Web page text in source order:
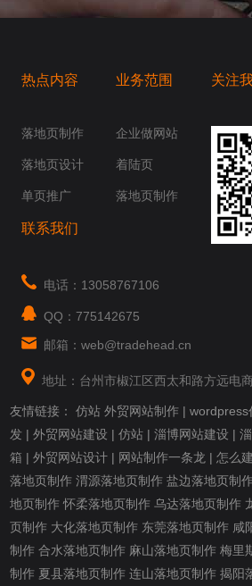
热点内容
落地页制作
落地页设计
单页推广
业务范围
企业做网站
着陆页
落地页制作
关注
联系我们
电话：13058767106
QQ：775142675
邮箱：web@tradehead.cn
地址：台州市椒江区西太和路方远电
友情链接：仿站 外贸网站制作 |wordpress
发 |外贸网站建设 |仿站 |淄博网站建设 |
箱 |外贸网站设计 | 网站制作一条龙 |怎么
落地页制作 渭源落地页制作 盐边落地页制
地页制作 怀柔落地页制作 乌达落地页制作
页制作 大化落地页制作 东莞落地页制作 咸
制作 合水落地页制作 麻山落地页制作 梅里
制作 夏县落地页制作 连山落地页制作 揭阳